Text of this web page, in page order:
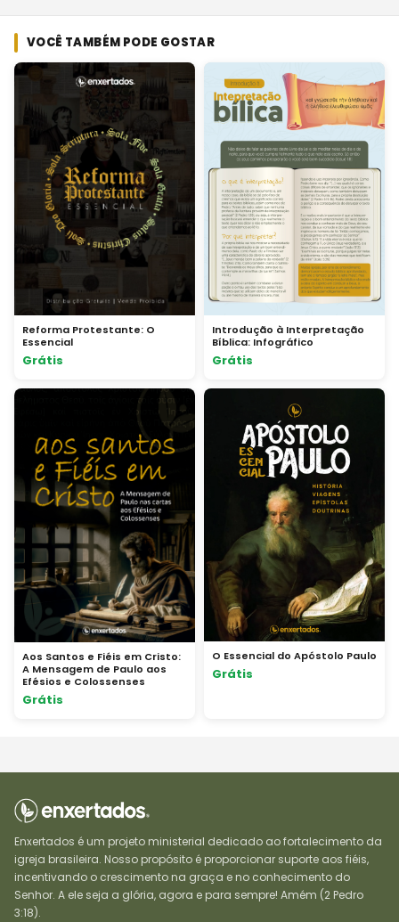
VOCÊ TAMBÉM PODE GOSTAR
Reforma Protestante: O
Essencial
Grátis
Introdução à Interpretação
Bíblica: Infográfico
Grátis
Aos Santos e Fiéis em Cristo:
A Mensagem de Paulo aos
Efésios e Colossenses
Grátis
O Essencial do Apóstolo Paulo
Grátis
Enxertados é um projeto ministerial dedicado ao fortalecimento da
igreja brasileira. Nosso propósito é proporcionar suporte aos fiéis,
incentivando o crescimento na graça e no conhecimento do
Senhor. A ele seja a glória, agora e para sempre! Amém (2 Pedro
3:18).